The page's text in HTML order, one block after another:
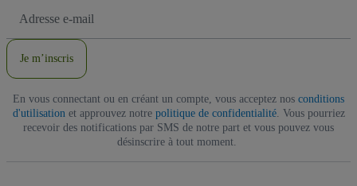
e-
Je m’inscris
En vous connectant ou en créant un compte, vous acceptez nos conditions
d'utilisation et approuvez notre politique de confidentialité. Vous pourriez
recevoir des notifications par SMS de notre part et vous pouvez vous
désinscrire à tout moment.